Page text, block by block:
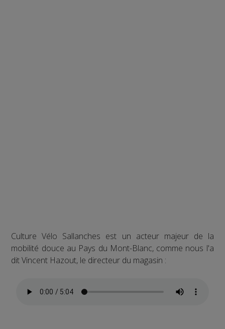
Culture Vélo Sallanches est un acteur majeur de la
mobilité douce au Pays du Mont-Blanc, comme nous l'a
dit Vincent Hazout, le directeur du magasin :